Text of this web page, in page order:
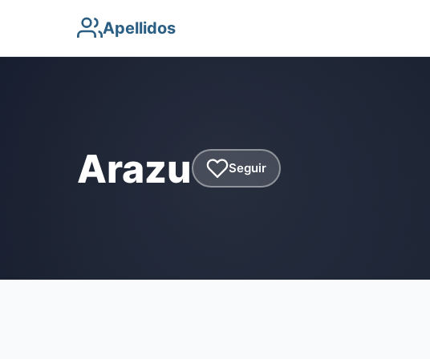
Apellidos
Arazu Seguir